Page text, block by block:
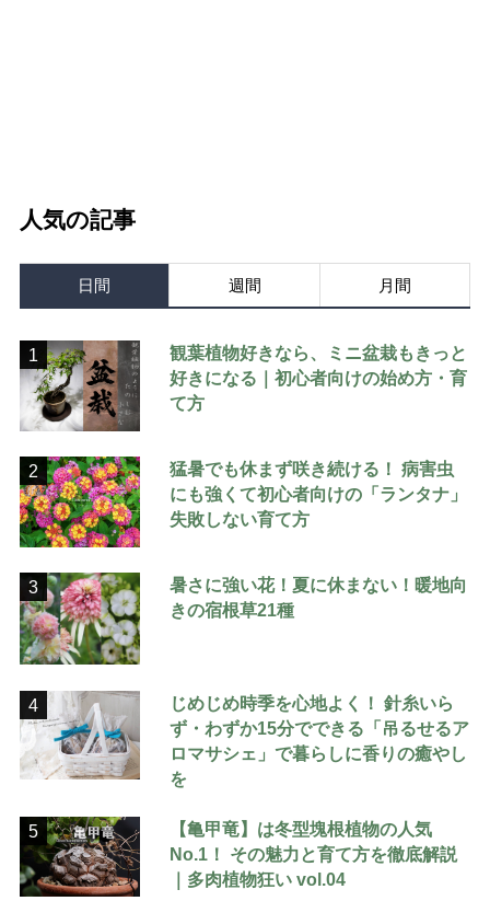
人気の記事
日間 週間 月間
1
観葉植物好きなら、ミニ盆栽もきっと
好きになる｜初心者向けの始め方・育
て方
2
猛暑でも休まず咲き続ける！ 病害虫
にも強くて初心者向けの「ランタナ」
失敗しない育て方
3
暑さに強い花！夏に休まない！暖地向
きの宿根草21種
4
じめじめ時季を心地よく！ 針糸いら
ず・わずか15分でできる「吊るせるア
ロマサシェ」で暮らしに香りの癒やし
を
5
【亀甲竜】は冬型塊根植物の人気
No.1！ その魅力と育て方を徹底解説
｜多肉植物狂い vol.04